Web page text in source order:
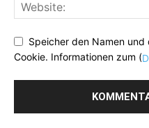
Speicher den Namen und
Cookie. Informationen zum (